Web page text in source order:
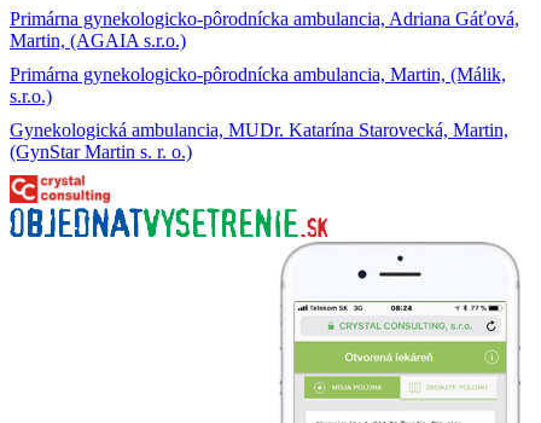
Primárna gynekologicko-pôrodnícka ambulancia, Adriana Gáťová,
Martin, (AGAIA s.r.o.)
Primárna gynekologicko-pôrodnícka ambulancia, Martin, (Málik,
s.r.o.)
Gynekologická ambulancia, MUDr. Katarína Starovecká, Martin,
(GynStar Martin s. r. o.)